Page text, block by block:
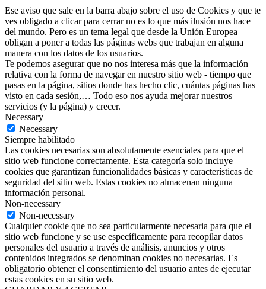
Ese aviso que sale en la barra abajo sobre el uso de Cookies y que te
ves obligado a clicar para cerrar no es lo que más ilusión nos hace
del mundo. Pero es un tema legal que desde la Unión Europea
obligan a poner a todas las páginas webs que trabajan en alguna
manera con los datos de los usuarios.
Te podemos asegurar que no nos interesa más que la información
relativa con la forma de navegar en nuestro sitio web - tiempo que
pasas en la página, sitios donde has hecho clic, cuántas páginas has
visto en cada sesión,… Todo eso nos ayuda mejorar nuestros
servicios (y la página) y crecer.
Necessary
Necessary
Siempre habilitado
Las cookies necesarias son absolutamente esenciales para que el
sitio web funcione correctamente. Esta categoría solo incluye
cookies que garantizan funcionalidades básicas y características de
seguridad del sitio web. Estas cookies no almacenan ninguna
información personal.
Non-necessary
Non-necessary
Cualquier cookie que no sea particularmente necesaria para que el
sitio web funcione y se use específicamente para recopilar datos
personales del usuario a través de análisis, anuncios y otros
contenidos integrados se denominan cookies no necesarias. Es
obligatorio obtener el consentimiento del usuario antes de ejecutar
estas cookies en su sitio web.